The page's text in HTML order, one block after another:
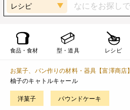
レシピ
食品・食材 型・道具 レシピ
お菓子、パン作りの材料・器具【富澤商店】
柚子のキャトルキャール
洋菓子 パウンドケーキ